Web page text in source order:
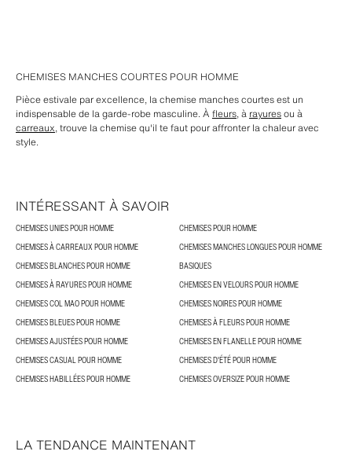
CHEMISES MANCHES COURTES POUR HOMME
Pièce estivale par excellence, la chemise manches courtes est un
indispensable de la garde-robe masculine. À fleurs, à rayuresou à
carreaux, trouve la chemise qu'il te faut pour affronter la chaleur avec
style.
INTÉRESSANT À SAVOIR
CHEMISES UNIES POUR HOMME
CHEMISES POUR HOMME
CHEMISES À CARREAUX POUR HOMME
CHEMISES MANCHES LONGUES POUR HOMME
CHEMISES BLANCHES POUR HOMME
BASIQUES
CHEMISES À RAYURES POUR HOMME
CHEMISES EN VELOURS POUR HOMME
CHEMISES COL MAO POUR HOMME
CHEMISES NOIRES POUR HOMME
CHEMISES BLEUES POUR HOMME
CHEMISES À FLEURS POUR HOMME
CHEMISES AJUSTÉES POUR HOMME
CHEMISES EN FLANELLE POUR HOMME
CHEMISES CASUAL POUR HOMME
CHEMISES D'ÉTÉ POUR HOMME
CHEMISES HABILLÉES POUR HOMME
CHEMISES OVERSIZE POUR HOMME
LA TENDANCE MAINTENANT